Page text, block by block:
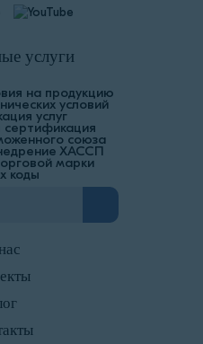
услуги
на продукцию
условий
услуг
союза
ХАССП
марки
коды